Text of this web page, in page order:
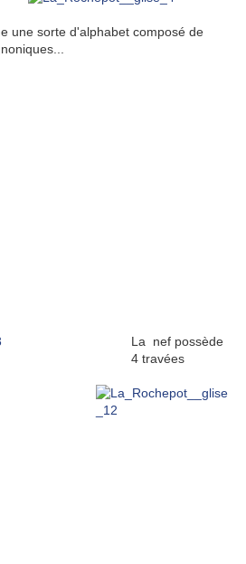
une sorte d'alphabet composé de
La nef possède
4 travées